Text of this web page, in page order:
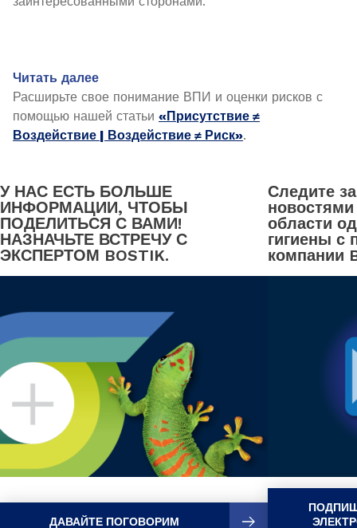
Читать далее
Расширьте свое понимание ВПИ и оценки рисков с
помощью нашей статьи «Присутствие ≠
Воздействие | Воздействие ≠ Риск».
У НАС ЕСТЬ БОЛЬШЕ
ИНФОРМАЦИИ, ЧТОБЫ
ПОДЕЛИТЬСЯ С ВАМИ!
НАЗНАЧЬТЕ ВСТРЕЧУ С
ЭКСПЕРТОМ BOSTIK.
ДАВАЙТЕ ПОГОВОРИМ
Следите
области
гигиены с
компании